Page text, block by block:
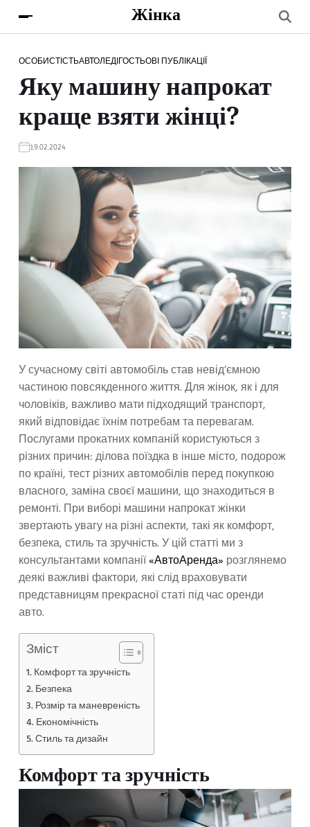
Жінка
ОСОБИСТІСТЬАВТОЛЕДІ ГОСТЬОВІ ПУБЛІКАЦІЇ
Яку машину напрокат
краще взяти жінці?
19.02.2024
У сучасному світі автомобіль став невід’ємною
частиною повсякденного життя. Для жінок, як і для
чоловіків, важливо мати підходящий транспорт,
який відповідає їхнім потребам та перевагам.
Послугами прокатних компаній користуються з
різних причин: ділова поїздка в інше місто, подорож
по країні, тест різних автомобілів перед покупкою
власного, заміна своєї машини, що знаходиться в
ремонті. При виборі машини напрокат жінки
звертають увагу на різні аспекти, такі як комфорт,
безпека, стиль та зручність. У цій статті ми з
консультантами компанії«АвтоАренда» розглянемо
деякі важливі фактори, які слід враховувати
представницям прекрасної статі під час оренди
авто.
Зміст
Комфорт та зручність
Безпека
Розмір та маневреність
Економічність
Стиль та дизайн
Комфорт та зручність